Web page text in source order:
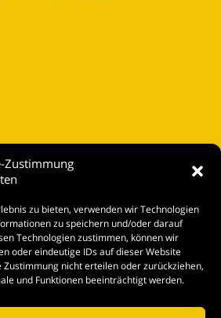
Zustimmung
zu bieten, verwenden wir Technologien
zu speichern und/oder darauf
Technologien zustimmen, können wir
oder eindeutige IDs auf dieser Website
Zustimmung nicht erteilen oder zurückziehen,
und Funktionen beeinträchtigt werden.
Spielplan
Kontakt
Tickets